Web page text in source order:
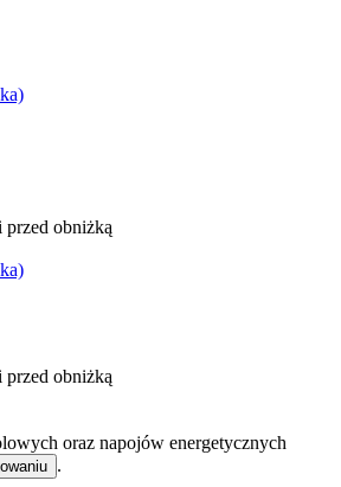
przed obniżką
przed obniżką
oraz napojów energetycznych
.